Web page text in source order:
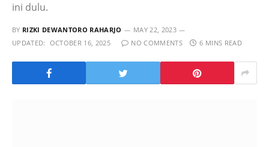
ini dulu.
BY RIZKI DEWANTORO RAHARJO
MAY 22, 2023
UPDATED: OCTOBER 16, 2025 NO COMMENTS 6 MINS READ